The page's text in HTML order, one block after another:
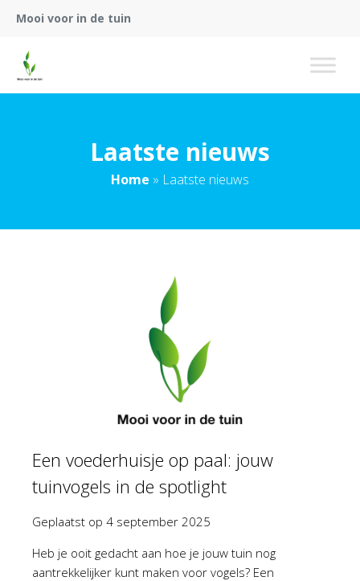
Mooi voor in de tuin
Laatste nieuws
Home » Laatste nieuws
Een voederhuisje op paal: jouw
tuinvogels in de spotlight
Geplaatst op 4 september 2025
Heb je ooit gedacht aan hoe je jouw tuin nog
aantrekkelijker kunt maken voor vogels? Een